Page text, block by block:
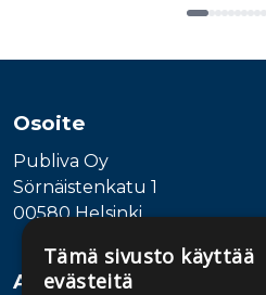
Osoite
Publiva Oy
Sörnäistenkatu 1
00580 Helsinki
Asiakaspalvelu
Tämä sivusto käyttää
evästeitä